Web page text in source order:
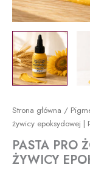
Strona główna /
żywicy epoksydowej |
PASTA PRO
ŻYWICY